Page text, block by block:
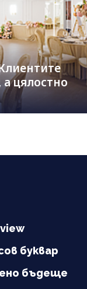
а цялостно
буквар
бъдеще